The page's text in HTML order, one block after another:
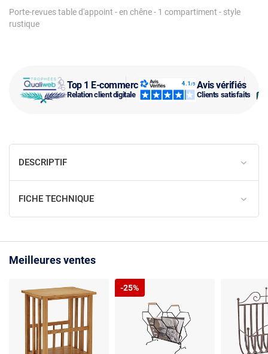
Top 1 E-commerce
Relation client digitale
Avis vérifiés
Clients satisfaits
Porte-revues table d'appoint - en chêne - 1 compartiment - style
rustique
DESCRIPTIF
FICHE TECHNIQUE
Meilleures ventes
-25%